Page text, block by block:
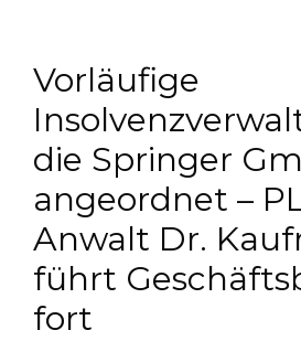
Vorläufige
die Springer
angeordnet –
Anwalt Dr.
führt
fort